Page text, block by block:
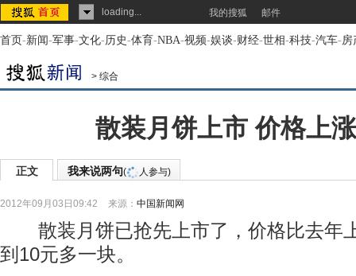
loading... 我的搜狐 邮件
首页-新闻-军事-文化-历史-体育-NBA-视频-娱谈-财经-世相-科技-汽车-房
> 综合
散装月饼上市 价格上
正文 我来说两句( 人参与)
2012年09月03日09:42 来源： 中国新闻网
散装月饼已抢先上市了，价格比去年
到10元多一块。